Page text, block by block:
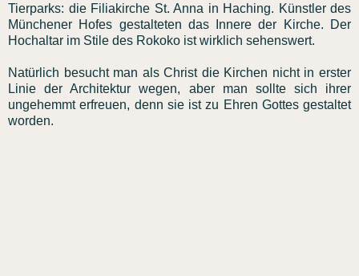
Tierparks: die Filiakirche St. Anna in Haching. Künstler des
Münchener Hofes gestalteten das Innere der Kirche. Der
Hochaltar im Stile des Rokoko ist wirklich sehenswert.
Natürlich besucht man als Christ die Kirchen nicht in erster
Linie der Architektur wegen, aber man sollte sich ihrer
ungehemmt erfreuen, denn sie ist zu Ehren Gottes gestaltet
worden.